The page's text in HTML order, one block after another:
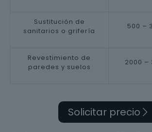
Sustitución de
sanitarios o grifería
500 –
Revestimiento de
paredes y suelos
2000 –
Solicitar precio